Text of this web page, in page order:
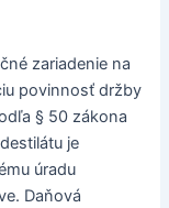
zariadenie na
povinnosť držby
§ 50 zákona
je
úradu
Daňová